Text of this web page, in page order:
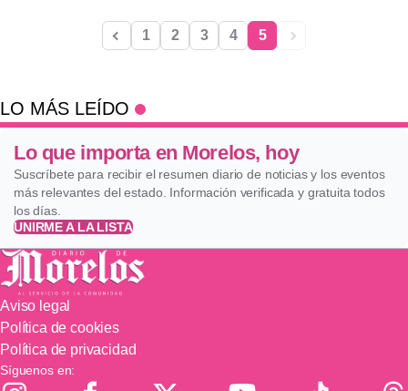
1 2 3 4 5
LO MÁS LEÍDO
Lo que importa en Morelos, hoy
Suscríbete para recibir el resumen diario de noticias y los eventos
más relevantes del estado. Información verificada y gratuita todos
los días.
UNIRME A LA LISTA
Aviso legal
Política de cookies
Política de privacidad
Síguenos en: